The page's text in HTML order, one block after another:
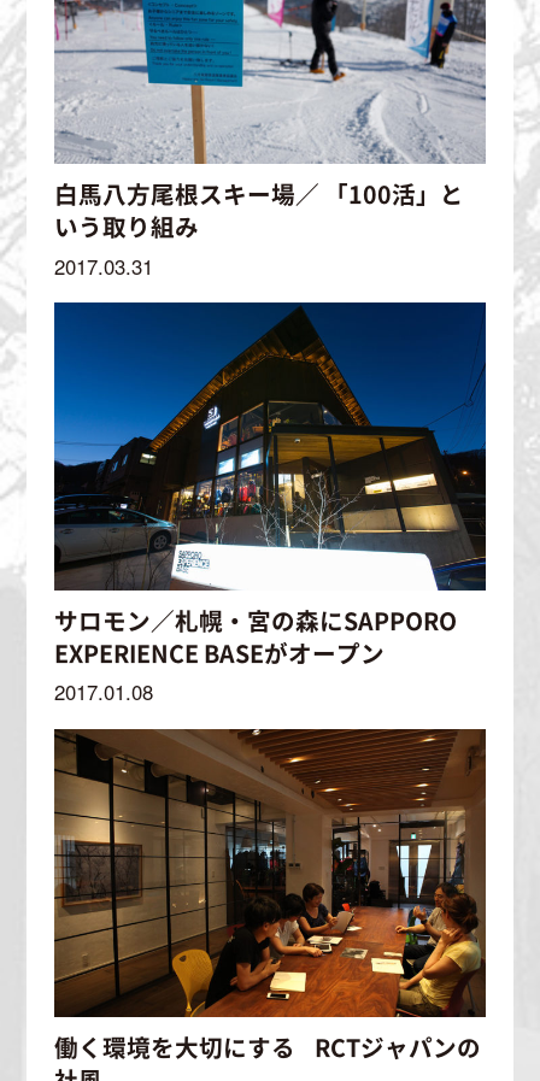
白馬八方尾根スキー場／ 「100活」と
いう取り組み
2017.03.31
サロモン／札幌・宮の森にSAPPORO
EXPERIENCE BASEがオープン
2017.01.08
働く環境を大切にする RCTジャパンの